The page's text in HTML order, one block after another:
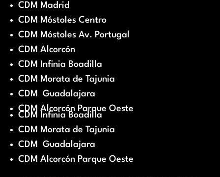
CDM Madrid
CDM Móstoles Centro
CDM Móstoles Av. Portugal
CDM Alcorcón
CDM Infinia Boadilla
CDM Morata de Tajunia
CDM Guadalajara
CDM Alcorcón Parque Oeste
CDM Infinia Boadilla
CDM Morata de Tajunia
CDM Guadalajara
CDM Alcorcón Parque Oeste